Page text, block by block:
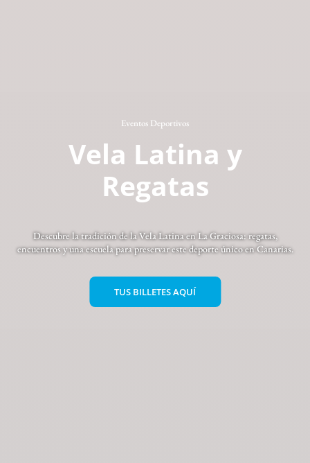
Eventos Deportivos
Vela Latina y
Regatas
Descubre la tradición de la Vela Latina en La Graciosa: regatas,
encuentros y una escuela para preservar este deporte único en Canarias.
TUS BILLETES AQUÍ